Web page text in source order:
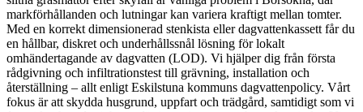
markförhållanden och lutningar kan variera kraftigt mellan tomter.
Med en korrekt dimensionerad stenkista eller dagvattenkassett får du
en hållbar, diskret och underhållssnål lösning för lokalt
omhändertagande av dagvatten (LOD). Vi hjälper dig från första
rådgivning och infiltrationstest till grävning, installation och
återställning – allt enligt Eskilstuna kommuns dagvattenpolicy. Vårt
fokus är att skydda husgrund, uppfart och trädgård, samtidigt som vi